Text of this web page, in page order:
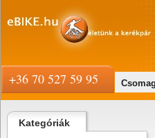
Kategóriák
+36 70 527 59 95